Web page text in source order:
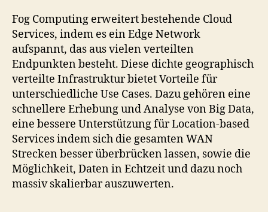
Fog Computing erweitert bestehende Cloud
Services, indem es ein Edge Network
aufspannt, das aus vielen verteilten
Endpunkten besteht. Diese dichte geographisch
verteilte Infrastruktur bietet Vorteile für
unterschiedliche Use Cases. Dazu gehören eine
schnellere Erhebung und Analyse von Big Data,
eine bessere Unterstützung für Location-based
Services indem sich die gesamten WAN
Strecken besser überbrücken lassen, sowie die
Möglichkeit, Daten in Echtzeit und dazu noch
massiv skalierbar auszuwerten.